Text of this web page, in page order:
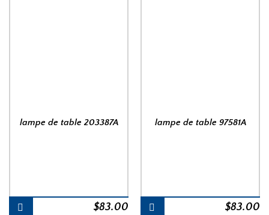
lampe de table 203387A
$83.00
lampe de table 97581A
$83.00